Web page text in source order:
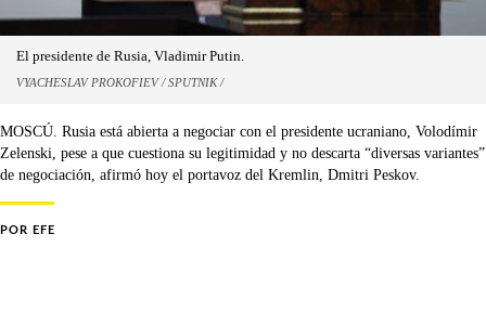
El presidente de Rusia, Vladimir Putin.
VYACHESLAV PROKOFIEV / SPUTNIK /
MOSCÚ. Rusia está abierta a negociar con el presidente ucraniano, Volodímir
Zelenski, pese a que cuestiona su legitimidad y no descarta “diversas variantes”
de negociación, afirmó hoy el portavoz del Kremlin, Dmitri Peskov.
POR EFE